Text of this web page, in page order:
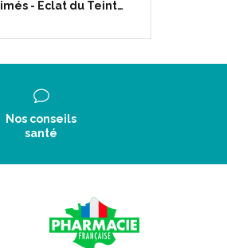
- Eclat du Teint…
Nos conseils
santé